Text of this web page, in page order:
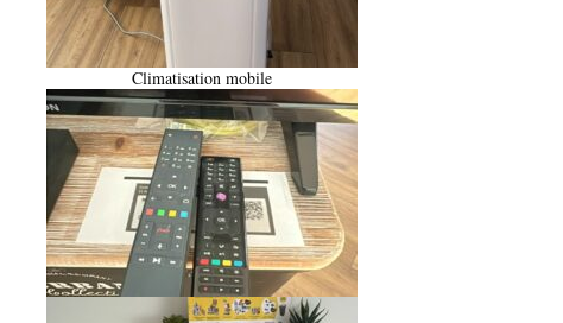
Climatisation mobile